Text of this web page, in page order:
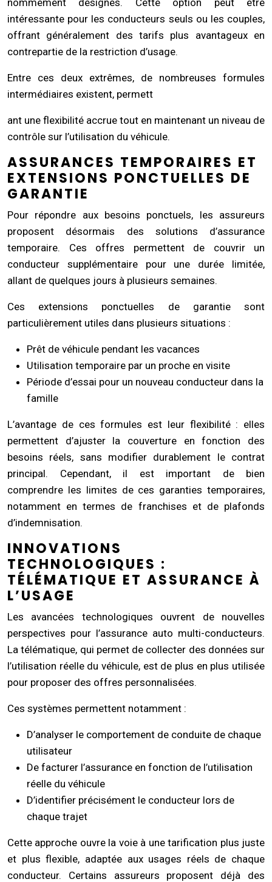
intéressante pour les conducteurs seuls ou les couples,
offrant généralement des tarifs plus avantageux en
contrepartie de la restriction d’usage.
Entre ces deux extrêmes, de nombreuses formules
intermédiaires existent, permett
ant une flexibilité accrue tout en maintenant un niveau de
contrôle sur l’utilisation du véhicule.
ASSURANCES TEMPORAIRES ET
EXTENSIONS PONCTUELLES DE
GARANTIE
Pour répondre aux besoins ponctuels, les assureurs
proposent désormais des solutions d’assurance
temporaire. Ces offres permettent de couvrir un
conducteur supplémentaire pour une durée limitée,
allant de quelques jours à plusieurs semaines.
Ces extensions ponctuelles de garantie sont
particulièrement utiles dans plusieurs situations :
Prêt de véhicule pendant les vacances
Utilisation temporaire par un proche en visite
Période d’essai pour un nouveau conducteur dans la
famille
L’avantage de ces formules est leur flexibilité : elles
permettent d’ajuster la couverture en fonction des
besoins réels, sans modifier durablement le contrat
principal. Cependant, il est important de bien
comprendre les limites de ces garanties temporaires,
notamment en termes de franchises et de plafonds
d’indemnisation.
INNOVATIONS
TECHNOLOGIQUES :
TÉLÉMATIQUE ET ASSURANCE À
L’USAGE
Les avancées technologiques ouvrent de nouvelles
perspectives pour l’assurance auto multi-conducteurs.
La télématique, qui permet de collecter des données sur
l’utilisation réelle du véhicule, est de plus en plus utilisée
pour proposer des offres personnalisées.
Ces systèmes permettent notamment :
D’analyser le comportement de conduite de chaque
utilisateur
De facturer l’assurance en fonction de l’utilisation
réelle du véhicule
D’identifier précisément le conducteur lors de
chaque trajet
Cette approche ouvre la voie à une tarification plus juste
et plus flexible, adaptée aux usages réels de chaque
conducteur. Certains assureurs proposent déjà des